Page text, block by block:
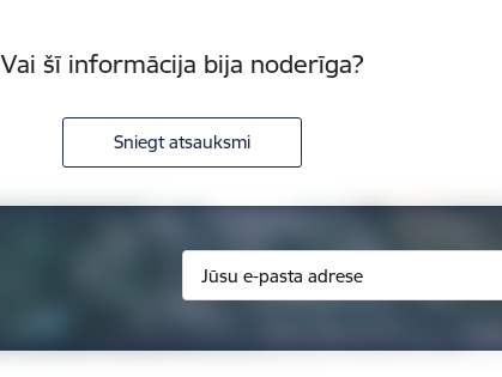
Vai šī informācija bija noderīga?
Sniegt atsauksmi